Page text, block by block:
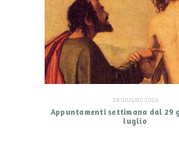
28 GIUGNO 2026
Appuntamenti settimana dal 29
luglio